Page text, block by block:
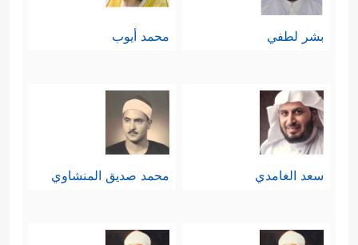
بشر لطفي محمد أيوب
سعد الغامدي محمد صديق المنشاوي